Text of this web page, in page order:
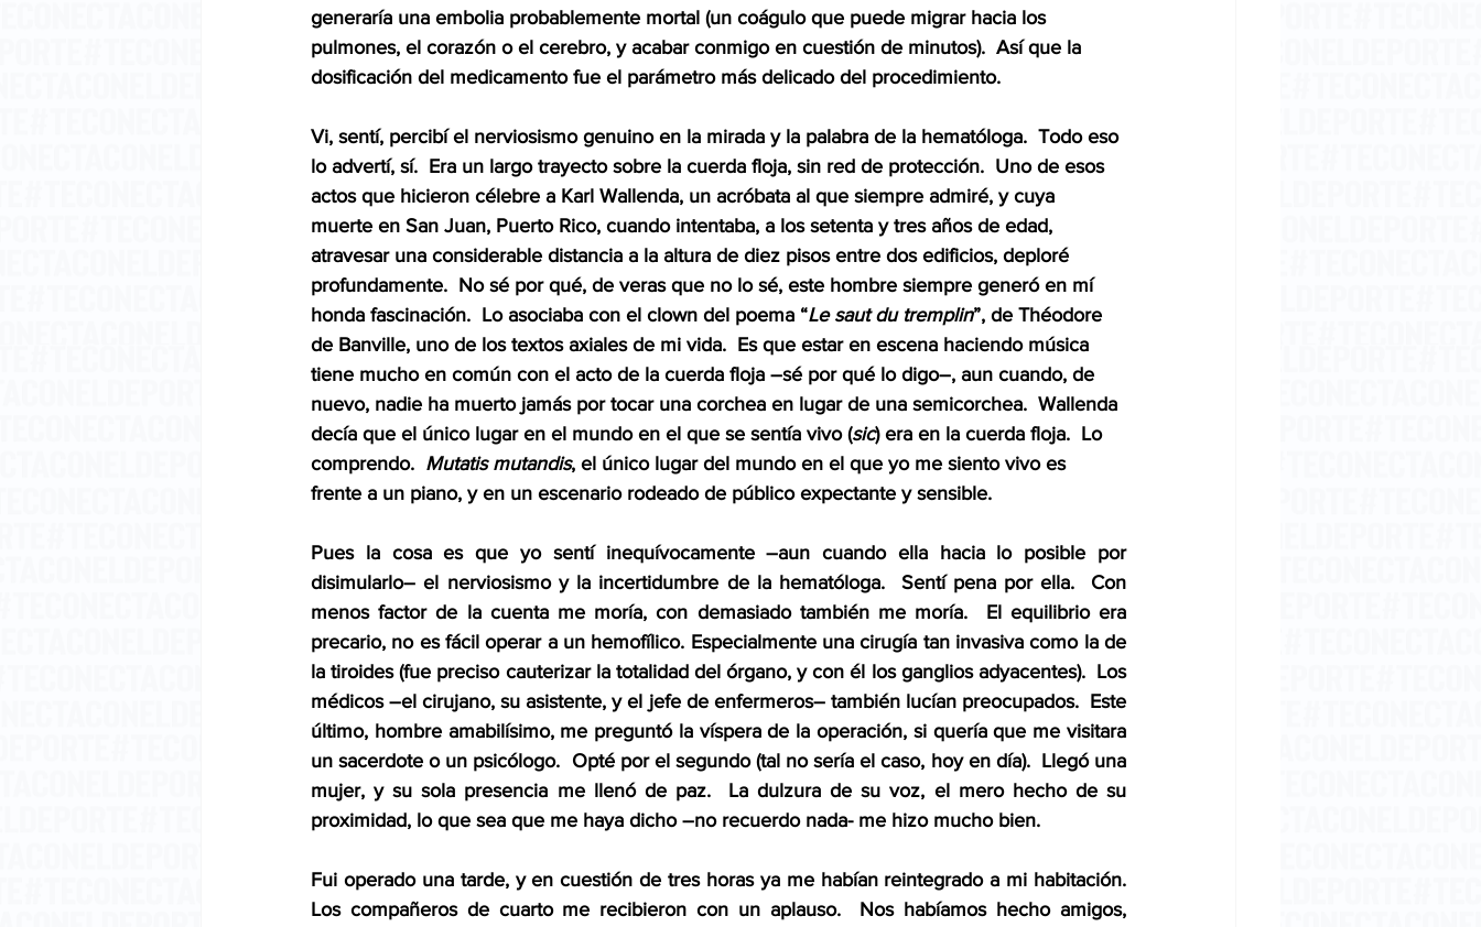
generaría una embolia probablemente mortal (un coágulo que puede migrar hacia los
pulmones, el corazón o el cerebro, y acabar conmigo en cuestión de minutos).  Así que la
dosificación del medicamento fue el parámetro más delicado del procedimiento.
Vi, sentí, percibí el nerviosismo genuino en la mirada y la palabra de la hematóloga.  Todo eso
lo advertí, sí.  Era un largo trayecto sobre la cuerda floja, sin red de protección.  Uno de esos
actos que hicieron célebre a Karl Wallenda, un acróbata al que siempre admiré, y cuya
muerte en San Juan, Puerto Rico, cuando intentaba, a los setenta y tres años de edad,
atravesar una considerable distancia a la altura de diez pisos entre dos edificios, deploré
profundamente.  No sé por qué, de veras que no lo sé, este hombre siempre generó en mí
honda fascinación.  Lo asociaba con el clown del poema “Le saut du tremplin”, de Théodore
de Banville, uno de los textos axiales de mi vida.  Es que estar en escena haciendo música
tiene mucho en común con el acto de la cuerda floja –sé por qué lo digo–, aun cuando, de
nuevo, nadie ha muerto jamás por tocar una corchea en lugar de una semicorchea.  Wallenda
decía que el único lugar en el mundo en el que se sentía vivo (sic) era en la cuerda floja.  Lo
comprendo. Mutatis mutandis, el único lugar del mundo en el que yo me siento vivo es
frente a un piano, y en un escenario rodeado de público expectante y sensible.
Pues la cosa es que yo sentí inequívocamente –aun cuando ella hacia lo posible por
disimularlo– el nerviosismo y la incertidumbre de la hematóloga.  Sentí pena por ella.  Con
menos factor de la cuenta me moría, con demasiado también me moría.  El equilibrio era
precario, no es fácil operar a un hemofílico. Especialmente una cirugía tan invasiva como la de
la tiroides (fue preciso cauterizar la totalidad del órgano, y con él los ganglios adyacentes).  Los
médicos –el cirujano, su asistente, y el jefe de enfermeros– también lucían preocupados.  Este
último, hombre amabilísimo, me preguntó la víspera de la operación, si quería que me visitara
un sacerdote o un psicólogo.  Opté por el segundo (tal no sería el caso, hoy en día).  Llegó una
mujer, y su sola presencia me llenó de paz.  La dulzura de su voz, el mero hecho de su
proximidad, lo que sea que me haya dicho –no recuerdo nada- me hizo mucho bien.
Fui operado una tarde, y en cuestión de tres horas ya me habían reintegrado a mi habitación.
Los compañeros de cuarto me recibieron con un aplauso.  Nos habíamos hecho amigos,